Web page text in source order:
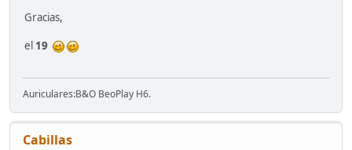
Gracias,
el 19
Auriculares:B&O BeoPlay H6.
Cabillas